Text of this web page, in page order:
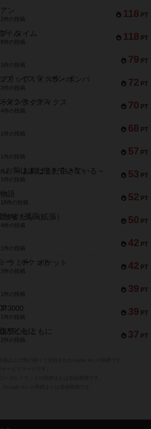
118 PT
ン
2件の投稿
118 PT
・タイム
8件の投稿
79 PT
1件の投稿
72 PT
リップ：イスラ・ボンバ
2件の投稿
70 PT
インタクティクス
4件の投稿
68 PT
1件の投稿
57 PT
1件の投稿
53 PT
～お前はまだ生きている～
1件の投稿
52 PT
語
18件の投稿
50 PT
険者たち（拡張）
4件の投稿
42 PT
1件の投稿
42 PT
ラミー ポケット
2件の投稿
39 PT
1件の投稿
39 PT
3000
1件の投稿
37 PT
讐心とともに
2件の投稿